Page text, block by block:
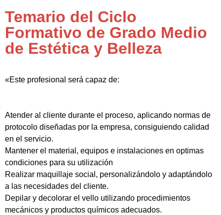
Temario del Ciclo
Formativo de Grado Medio
de Estética y Belleza
«Este profesional será capaz de:
Atender al cliente durante el proceso, aplicando normas de
protocolo diseñadas por la empresa, consiguiendo calidad
en el servicio.
Mantener el material, equipos e instalaciones en optimas
condiciones para su utilización
Realizar maquillaje social, personalizándolo y adaptándolo
a las necesidades del cliente.
Depilar y decolorar el vello utilizando procedimientos
mecánicos y productos químicos adecuados.